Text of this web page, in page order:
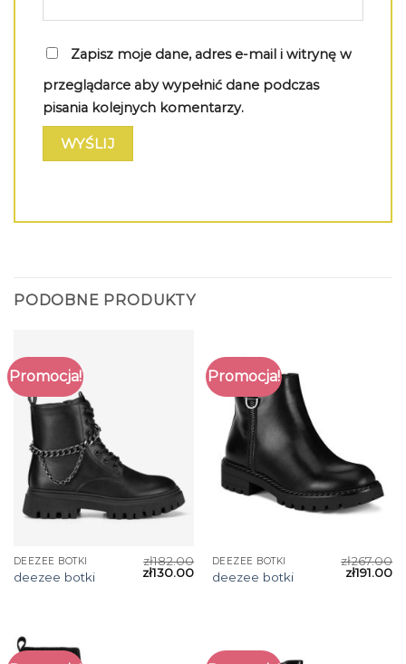
Zapisz moje dane, adres e-mail i witrynę w
przeglądarce aby wypełnić dane podczas
pisania kolejnych komentarzy.
PODOBNE PRODUKTY
Promocja!
DEEZEE BOTKI
deezee botki
zł182.00
zł130.00
Promocja!
DEEZEE BOTKI
deezee botki
zł267.00
zł191.00